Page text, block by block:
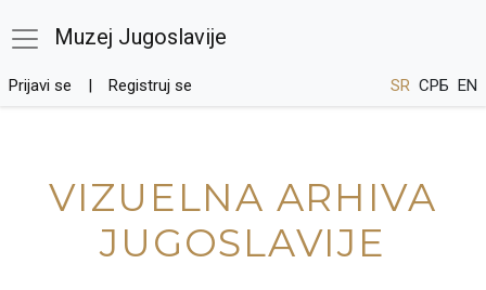
Muzej Jugoslavije
Prijavi se Registruj se SR СРБ EN
VIZUELNA ARHIVA
JUGOSLAVIJE